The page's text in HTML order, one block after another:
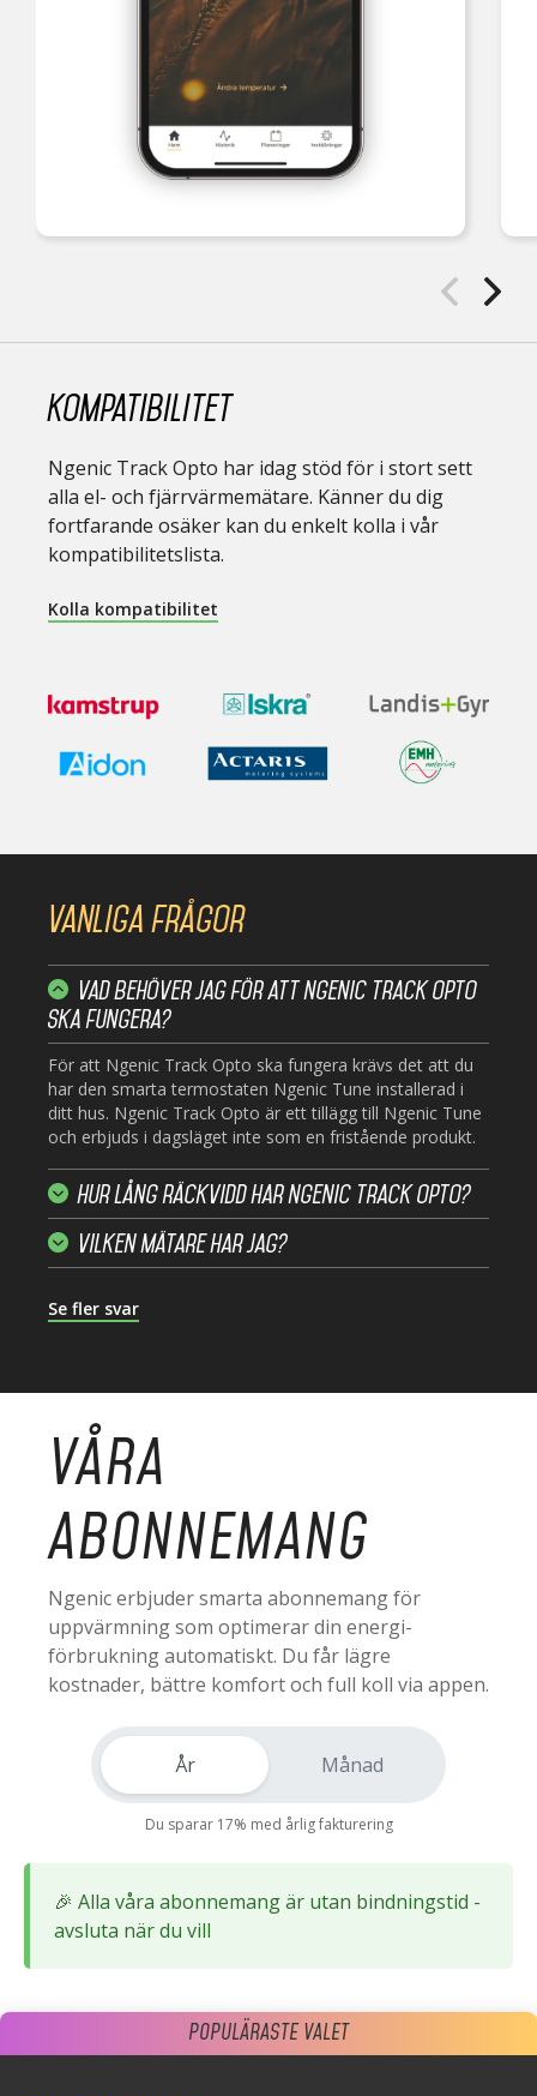
Kompatibilitet
Ngenic Track Opto har idag stöd för i stort sett
alla el- och fjärrvärmemätare. Känner du dig
fortfarande osäker kan du enkelt kolla i vår
kompatibilitetslista.
Kolla kompatibilitet
Vanliga frågor
Vad behöver jag för att Ngenic Track Opto
ska fungera?
För att Ngenic Track Opto ska fungera krävs det att du
har den smarta termostaten Ngenic Tune installerad i
ditt hus. Ngenic Track Opto är ett tillägg till Ngenic Tune
och erbjuds i dagsläget inte som en fristående produkt.
Hur lång räckvidd har Ngenic Track Opto?
Vilken mätare har jag?
Se fler svar
VÅRA
ABONNEMANG
Ngenic erbjuder smarta abonnemang för
uppvärmning som optimerar din energi-
förbrukning automatiskt. Du får lägre
kostnader, bättre komfort och full koll via appen.
År Månad
Du sparar 17% med årlig fakturering
🎉 Alla våra abonnemang är utan bindningstid -
avsluta när du vill
POPULÄRASTE VALET
POPULÄRASTE VALET